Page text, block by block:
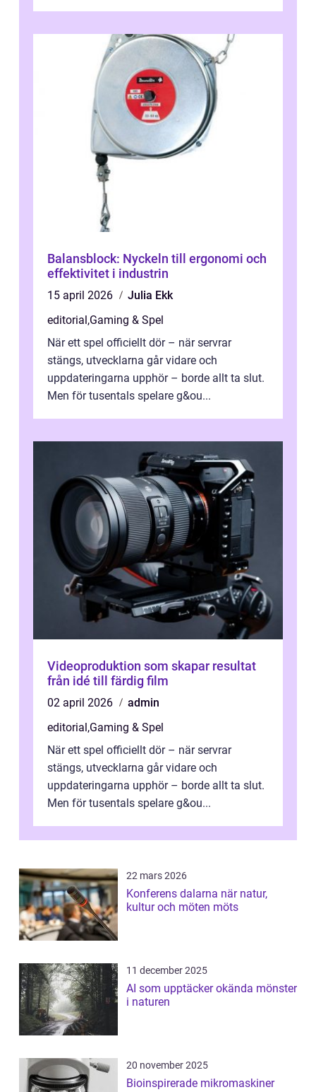
Balansblock: Nyckeln till ergonomi och
effektivitet i industrin
15 april 2026
Julia Ekk
editorial ,Gaming & Spel
När ett spel officiellt dör – när servrar
stängs, utvecklarna går vidare och
uppdateringarna upphör – borde allt ta slut.
Men för tusentals spelare g&ou...
Videoproduktion som skapar resultat
från idé till färdig film
02 april 2026
admin
editorial ,Gaming & Spel
När ett spel officiellt dör – när servrar
stängs, utvecklarna går vidare och
uppdateringarna upphör – borde allt ta slut.
Men för tusentals spelare g&ou...
22 mars 2026
Konferens dalarna när natur,
kultur och möten möts
11 december 2025
AI som upptäcker okända mönster
i naturen
20 november 2025
Bioinspirerade mikromaskiner